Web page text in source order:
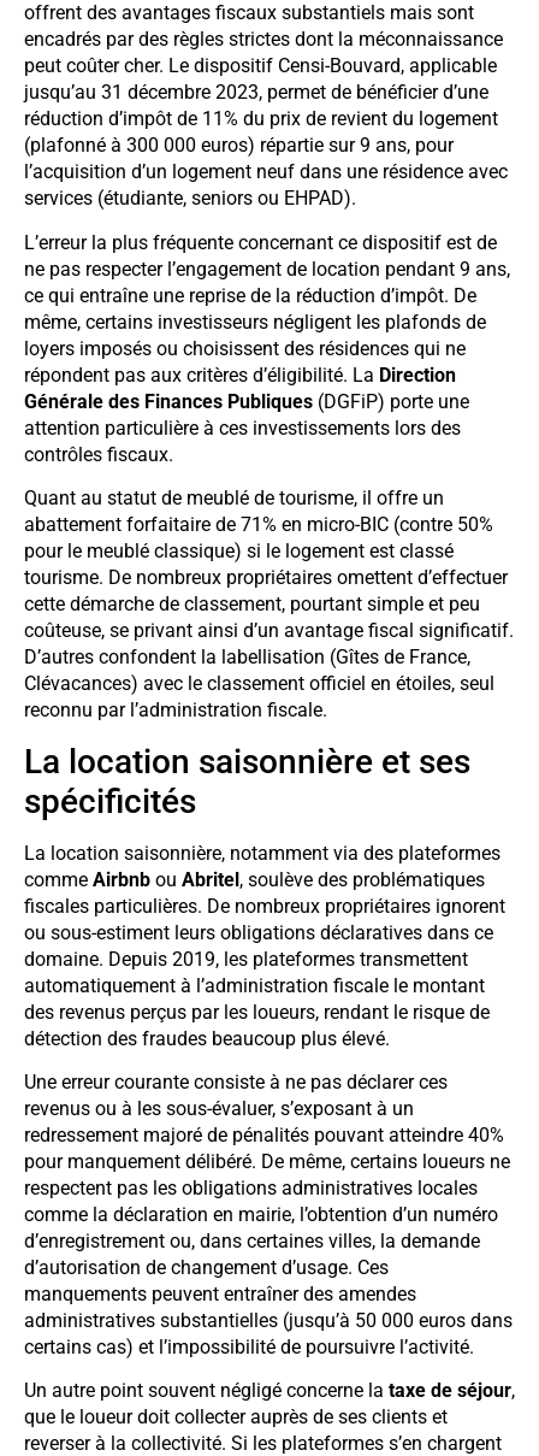
offrent des avantages fiscaux substantiels mais sont
encadrés par des règles strictes dont la méconnaissance
peut coûter cher. Le dispositif Censi-Bouvard, applicable
jusqu’au 31 décembre 2023, permet de bénéficier d’une
réduction d’impôt de 11% du prix de revient du logement
(plafonné à 300 000 euros) répartie sur 9 ans, pour
l’acquisition d’un logement neuf dans une résidence avec
services (étudiante, seniors ou EHPAD).
L’erreur la plus fréquente concernant ce dispositif est de
ne pas respecter l’engagement de location pendant 9 ans,
ce qui entraîne une reprise de la réduction d’impôt. De
même, certains investisseurs négligent les plafonds de
loyers imposés ou choisissent des résidences qui ne
répondent pas aux critères d’éligibilité. La Direction
Générale des Finances Publiques (DGFiP) porte une
attention particulière à ces investissements lors des
contrôles fiscaux.
Quant au statut de meublé de tourisme, il offre un
abattement forfaitaire de 71% en micro-BIC (contre 50%
pour le meublé classique) si le logement est classé
tourisme. De nombreux propriétaires omettent d’effectuer
cette démarche de classement, pourtant simple et peu
coûteuse, se privant ainsi d’un avantage fiscal significatif.
D’autres confondent la labellisation (Gîtes de France,
Clévacances) avec le classement officiel en étoiles, seul
reconnu par l’administration fiscale.
La location saisonnière et ses
spécificités
La location saisonnière, notamment via des plateformes
comme Airbnb ou Abritel, soulève des problématiques
fiscales particulières. De nombreux propriétaires ignorent
ou sous-estiment leurs obligations déclaratives dans ce
domaine. Depuis 2019, les plateformes transmettent
automatiquement à l’administration fiscale le montant
des revenus perçus par les loueurs, rendant le risque de
détection des fraudes beaucoup plus élevé.
Une erreur courante consiste à ne pas déclarer ces
revenus ou à les sous-évaluer, s’exposant à un
redressement majoré de pénalités pouvant atteindre 40%
pour manquement délibéré. De même, certains loueurs ne
respectent pas les obligations administratives locales
comme la déclaration en mairie, l’obtention d’un numéro
d’enregistrement ou, dans certaines villes, la demande
d’autorisation de changement d’usage. Ces
manquements peuvent entraîner des amendes
administratives substantielles (jusqu’à 50 000 euros dans
certains cas) et l’impossibilité de poursuivre l’activité.
Un autre point souvent négligé concerne la taxe de séjour,
que le loueur doit collecter auprès de ses clients et
reverser à la collectivité. Si les plateformes s’en chargent